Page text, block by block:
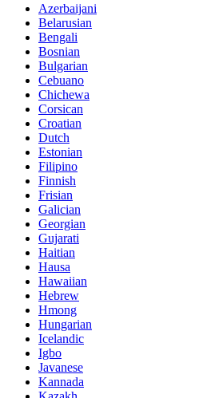
Azerbaijani
Belarusian
Bengali
Bosnian
Bulgarian
Cebuano
Chichewa
Corsican
Croatian
Dutch
Estonian
Filipino
Finnish
Frisian
Galician
Georgian
Gujarati
Haitian
Hausa
Hawaiian
Hebrew
Hmong
Hungarian
Icelandic
Igbo
Javanese
Kannada